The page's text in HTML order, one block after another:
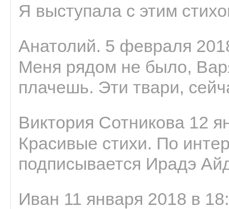
Я выступала с этим
Анатолий. 5 февраля
Меня рядом не было,
плачешь. Эти твари,
Виктория Сотникова 12
Красивые стихи. По
подписывается Ирадэ
Иван 11 января 2018 в